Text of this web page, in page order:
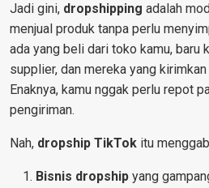
Jadi gini, dropshipping adalah
menjual produk tanpa perlu
ada yang beli dari toko kamu, baru
supplier, dan mereka yang
Enaknya, kamu nggak perlu repot
pengiriman.
Nah, dropship TikTok itu
Bisnis dropship yang